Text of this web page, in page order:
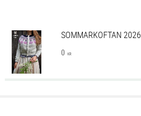
SOMMARKOFTAN 2026
0 KR